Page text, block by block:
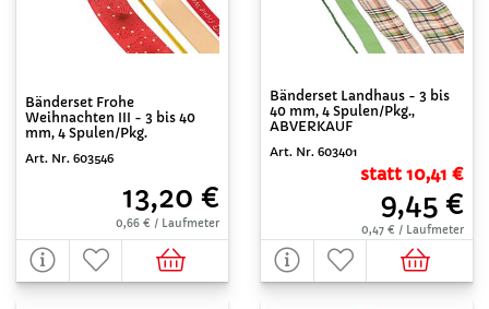
Bänderset Frohe
Weihnachten III - 3 bis 40
mm, 4 Spulen/Pkg.
Art. Nr. 603546
13,20 €
0,66 € / Laufmeter
Bänderset Landhaus - 3 bis
40 mm, 4 Spulen/Pkg.,
ABVERKAUF
Art. Nr. 603401
statt 10,41 €
9,45 €
0,47 € / Laufmeter